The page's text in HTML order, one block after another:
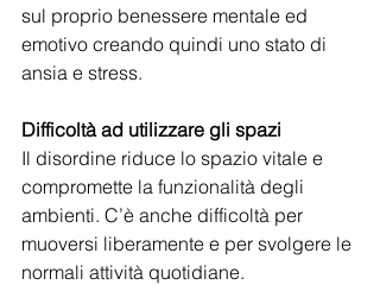
sul proprio benessere mentale ed
emotivo creando quindi uno stato di
ansia e stress.
Difficoltà ad utilizzare gli spazi
Il disordine riduce lo spazio vitale e
compromette la funzionalità degli
ambienti. C’è anche difficoltà per
muoversi liberamente e per svolgere le
normali attività quotidiane.